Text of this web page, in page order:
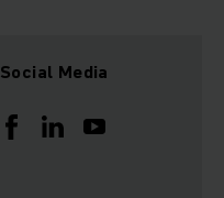
Social Media